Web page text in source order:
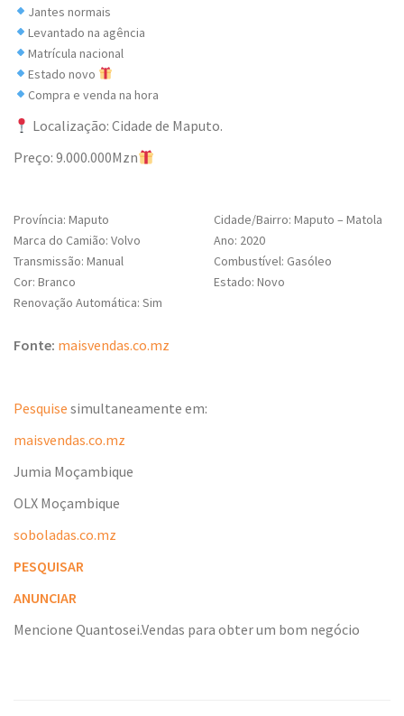
Jantes normais
Levantado na agência
Matrícula nacional
Estado novo
Compra e venda na hora
Localização: Cidade de Maputo.
Preço: 9.000.000Mzn
Província: Maputo
Cidade/Bairro: Maputo – Matola
Marca do Camião: Volvo
Ano: 2020
Transmissão: Manual
Combustível: Gasóleo
Cor: Branco
Estado: Novo
Renovação Automática: Sim
Fonte: maisvendas.co.mz
Pesquise simultaneamente em:
maisvendas.co.mz
Jumia Moçambique
OLX Moçambique
soboladas.co.mz
PESQUISAR
ANUNCIAR
Mencione Quantosei.Vendas para obter um bom negócio